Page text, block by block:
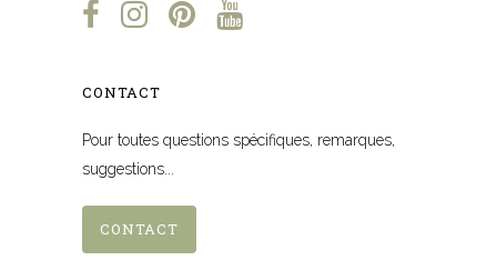
CONTACT
Pour toutes questions spécifiques, remarques,
suggestions...
CONTACT